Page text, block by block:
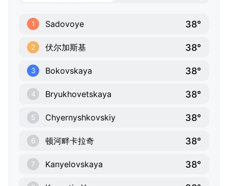
1 Sadovoye 38°
2 伏尔加斯基 38°
3 Bokovskaya 38°
4 Bryukhovetskaya 38°
5 Chyernyshkovskiy 38°
6 顿河畔卡拉奇 38°
7 Kanyelovskaya 38°